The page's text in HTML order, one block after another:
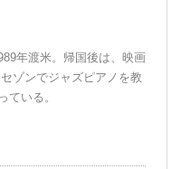
年渡米。帰国後は、映画
ゾンでジャズピアノを教
ている。